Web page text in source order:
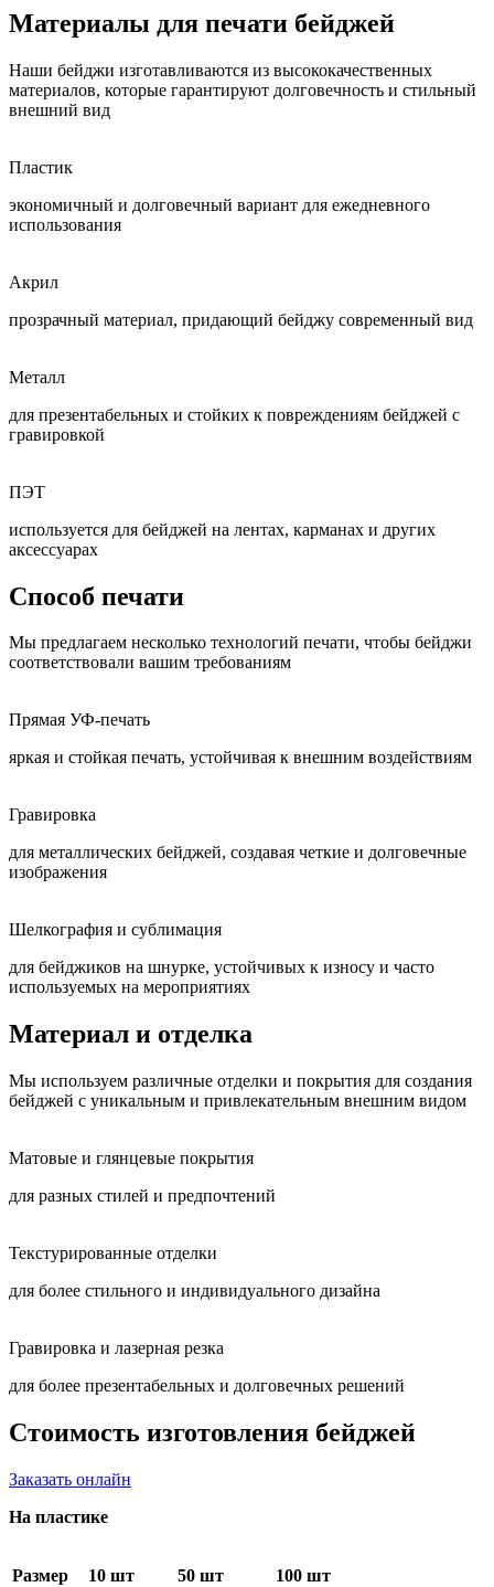
Материалы для печати бейджей
Наши бейджи изготавливаются из высококачественных
материалов, которые гарантируют долговечность и стильный
внешний вид
Пластик
экономичный и долговечный вариант для ежедневного
использования
Акрил
прозрачный материал, придающий бейджу современный вид
Металл
для презентабельных и стойких к повреждениям бейджей с
гравировкой
ПЭТ
используется для бейджей на лентах, карманах и других
аксессуарах
Способ печати
Мы предлагаем несколько технологий печати, чтобы бейджи
соответствовали вашим требованиям
Прямая УФ-печать
яркая и стойкая печать, устойчивая к внешним воздействиям
Гравировка
для металлических бейджей, создавая четкие и долговечные
изображения
Шелкография и сублимация
для бейджиков на шнурке, устойчивых к износу и часто
используемых на мероприятиях
Материал и отделка
Мы используем различные отделки и покрытия для создания
бейджей с уникальным и привлекательным внешним видом
Матовые и глянцевые покрытия
для разных стилей и предпочтений
Текстурированные отделки
для более стильного и индивидуального дизайна
Гравировка и лазерная резка
для более презентабельных и долговечных решений
Стоимость изготовления бейджей
Заказать онлайн
На пластике
Размер 10 шт 50 шт 100 шт